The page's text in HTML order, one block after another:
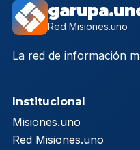
Red Misiones.uno
La red de información
Institucional
Misiones.uno
Red Misiones.uno